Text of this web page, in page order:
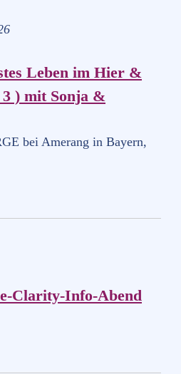
Leben im Hier &
) mit Sonja &
bei Amerang in Bayern,
Clarity-Info-Abend